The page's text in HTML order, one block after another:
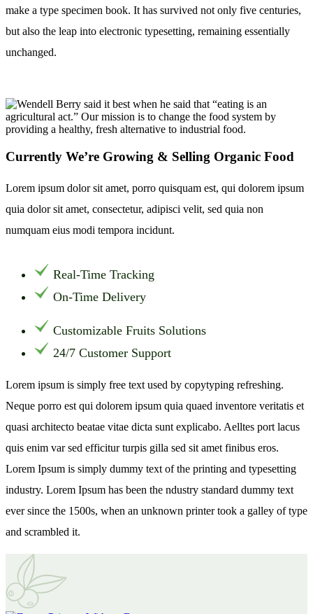
make a type specimen book. It has survived not only five centuries,
but also the leap into electronic typesetting, remaining essentially
unchanged.
Currently We’re Growing & Selling Organic Food
Lorem ipsum dolor sit amet, porro quisquam est, qui dolorem ipsum
quia dolor sit amet, consectetur, adipisci velit, sed quia non
numquam eius modi tempora incidunt.
Real-Time Tracking
On-Time Delivery
Customizable Fruits Solutions
24/7 Customer Support
Lorem ipsum is simply free text used by copytyping refreshing.
Neque porro est qui dolorem ipsum quia quaed inventore veritatis et
quasi architecto beatae vitae dicta sunt explicabo. Aelltes port lacus
quis enim var sed efficitur turpis gilla sed sit amet finibus eros.
Lorem Ipsum is simply dummy text of the printing and typesetting
industry. Lorem Ipsum has been the ndustry standard dummy text
ever since the 1500s, when an unknown printer took a galley of type
and scrambled it.